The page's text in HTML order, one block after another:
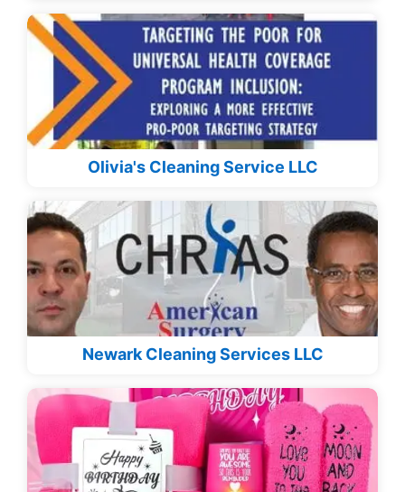
Olivia's Cleaning Service LLC
Newark Cleaning Services LLC